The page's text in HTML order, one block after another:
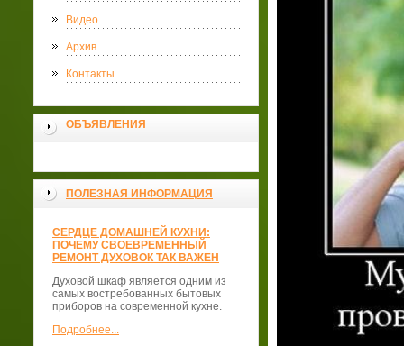
Видео
Архив
Контакты
ОБЪЯВЛЕНИЯ
ПОЛЕЗНАЯ ИНФОРМАЦИЯ
СЕРДЦЕ ДОМАШНЕЙ КУХНИ:
ПОЧЕМУ СВОЕВРЕМЕННЫЙ
РЕМОНТ ДУХОВОК ТАК ВАЖЕН
Духовой шкаф является одним из
самых востребованных бытовых
приборов на современной кухне.
Подробнее...